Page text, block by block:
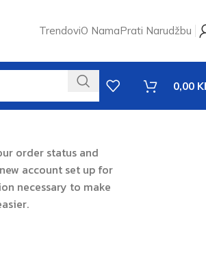
TrendoviO NamaPrati Narudžbu
0,00
order status and
account set up for
necessary to make